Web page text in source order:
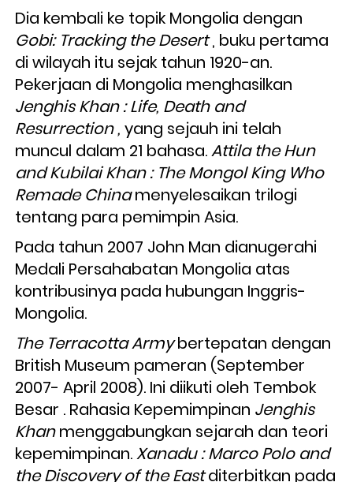
Gobi: Tracking the Desert , buku pertama
di wilayah itu sejak tahun 1920-an.
Jenghis Khan : Life, Death and
Resurrection , yang sejauh ini telah
muncul dalam 21 bahasa. Attila the Hun
and Kubilai Khan : The Mongol King Who
Remade China menyelesaikan trilogi
tentang para pemimpin Asia.
Pada tahun 2007 John Man dianugerahi
Medali Persahabatan Mongolia atas
kontribusinya pada hubungan Inggris-
Mongolia.
The Terracotta Army bertepatan dengan
British Museum pameran (September
2007- April 2008). Ini diikuti oleh Tembok
Besar . Rahasia Kepemimpinan Jenghis
Khan menggabungkan sejarah dan teori
kepemimpinan. Xanadu : Marco Polo and
the Discovery of the East diterbitkan pada